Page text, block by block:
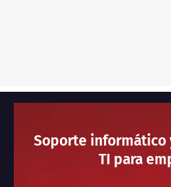
Soporte informático
TI para